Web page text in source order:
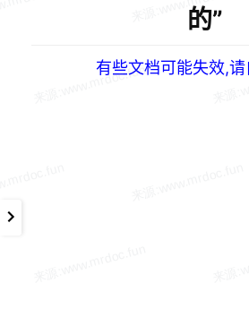
的”
有些文档可能失效,